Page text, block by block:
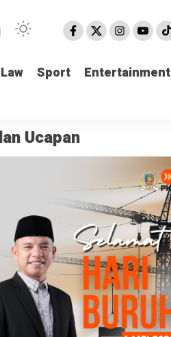
Law Sport
Entertainment
Law Sport
Entertainment
Ucapan